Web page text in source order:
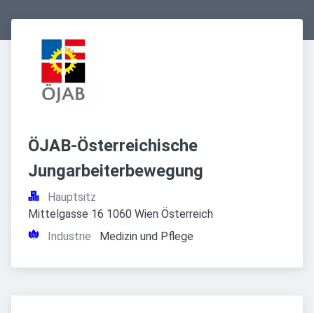
ÖJAB-Österreichische
Jungarbeiterbewegung
Hauptsitz
Mittelgasse 16 1060 Wien Österreich
Industrie
Medizin und Pflege